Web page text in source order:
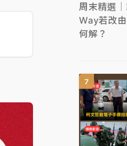
周末精選
Way若改
何解？